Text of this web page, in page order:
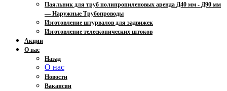
Паяльник для труб полипропиленовых аренда Д40 мм - Д90 мм
— Наружные Трубопроводы
Изготовление штурвалов для задвижек
Изготовление телескопических штоков
Акции
О нас
Назад
О нас
Новости
Вакансии